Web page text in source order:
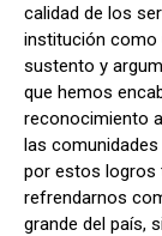
calidad de los
institución como
sustento y
que hemos
reconocimiento
las
por estos logros
refrendarnos
grande del país,